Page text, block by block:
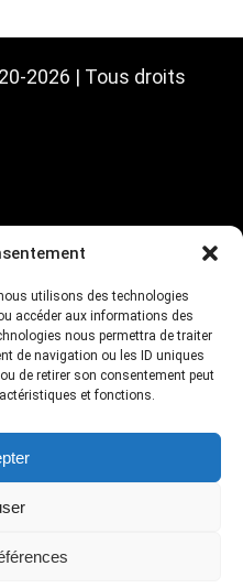
utilisons des technologies
accéder aux informations des
nous permettra de traiter
de navigation ou les ID uniques
de retirer son consentement peut
et fonctions.
2026 | Tous droits
Amazon. Si vous
par nos liens partenaires, vous
notre équipe touchera une
de faire vivre notre site !
(CopyrightDepot – 00074830-1)